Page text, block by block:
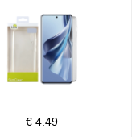
€ 4.49